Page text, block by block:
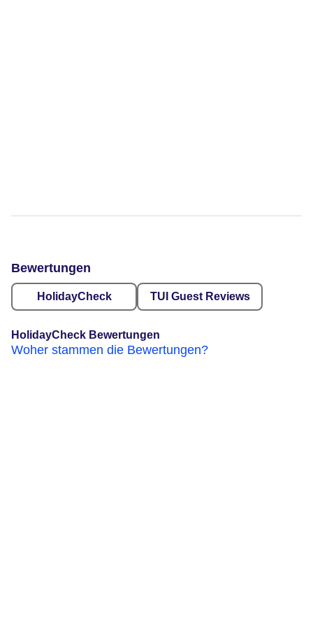
Bewertungen
HolidayCheck TUI Guest Reviews
HolidayCheck Bewertungen
Woher stammen die Bewertungen?